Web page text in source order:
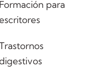
Formación para